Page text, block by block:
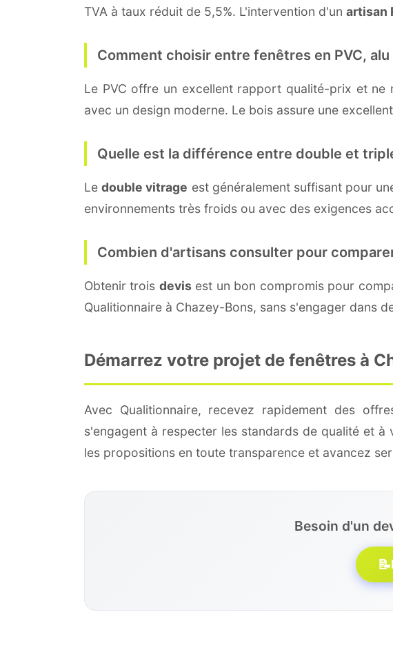
TVA à taux réduit de 5,5%. L'intervention d'un artisan
Comment choisir entre fenêtres en PVC, alu
Le PVC offre un excellent rapport qualité-prix et ne
avec un design moderne. Le bois assure une
Quelle est la différence entre double et
Ledouble vitrage est généralement suffisant pour
environnements très froids ou avec des exigences
Combien d'artisans consulter pour
Obtenir trois devisest un bon compromis pour
Qualitionnaire à Chazey-Bons, sans s'engager dans
Démarrez votre projet de fenêtres à
Avec Qualitionnaire, recevez rapidement des
s'engagent à respecter les standards de qualité et
les propositions en toute transparence et avancez
Besoin d'un
📝